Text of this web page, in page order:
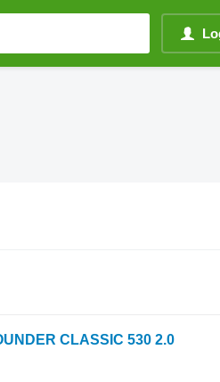
CLASSIC 530 2.0